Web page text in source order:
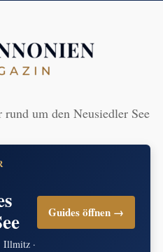
um den Neusiedler See
Illmitz ·
Guides öffnen →